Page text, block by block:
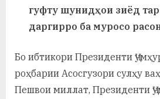
гуфту шунидҳои зиёд
даргирро ба муросо
Бо ибтикори Президенти
роҳбарии Асосгузори сулҳу
Пешвои миллат, Президенти